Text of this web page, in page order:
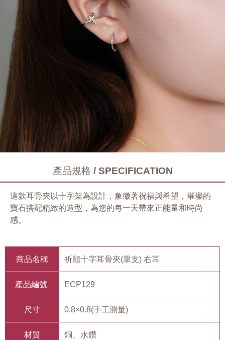
產品規格 / SPECIFICATION
這款耳骨夾以十字架為設計，象徵著祝福與希望，璀璨的
寶石搭配精緻的造型，為您的每一天帶來正能量和時尚
感。
商品名稱 祈願十字耳骨夾(單支) 右耳
產品編號 ECP129
尺寸 0.8×0.8(手工測量)
材質 銅、水鑽